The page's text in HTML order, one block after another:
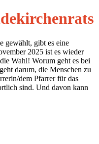
gewählt, gibt es eine
2025 ist es wieder
Wahl! Worum geht es bei
darum, die Menschen zu
dem Pfarrer für das
sind. Und davon kann